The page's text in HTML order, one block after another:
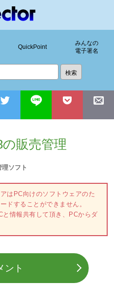
QuickPoint
みんなの
電子署名
販売管理
理ソフト
はPC向けのソフトウェアのた
ドすることができません。
情報共有して頂き、PCからダ
ント